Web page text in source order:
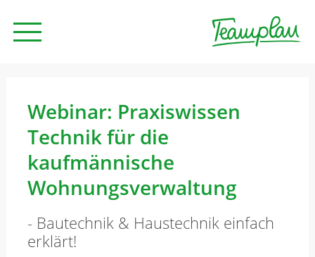
Beratung
Unternehmen
News
Webinar: Praxiswissen
Technik für die
kaufmännische
Wohnungsverwaltung
- Bautechnik & Haustechnik einfach
erklärt!